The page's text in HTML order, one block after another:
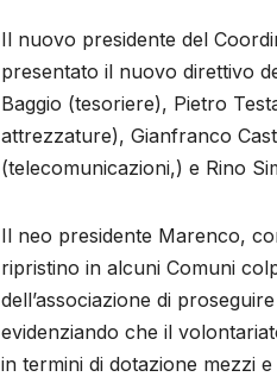
Il nuovo presidente del
presentato il nuovo direttivo
Baggio (tesoriere), Pietro
attrezzature), Gianfranco
(telecomunicazioni,) e Rino
Il neo presidente Marenco,
ripristino in alcuni Comuni
dell’associazione di
evidenziando che il
in termini di dotazione mezzi